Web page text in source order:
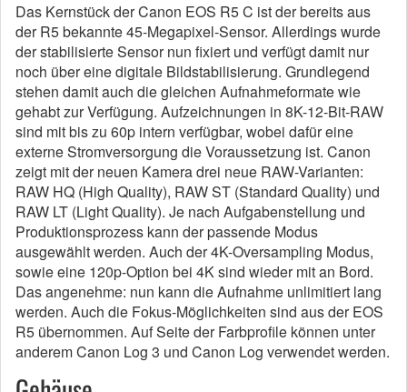
Das Kernstück der Canon EOS R5 C ist der bereits aus
der R5 bekannte 45-Megapixel-Sensor. Allerdings wurde
der stabilisierte Sensor nun fixiert und verfügt damit nur
noch über eine digitale Bildstabilisierung. Grundlegend
stehen damit auch die gleichen Aufnahmeformate wie
gehabt zur Verfügung. Aufzeichnungen in 8K-12-Bit-RAW
sind mit bis zu 60p intern verfügbar, wobei dafür eine
externe Stromversorgung die Voraussetzung ist. Canon
zeigt mit der neuen Kamera drei neue RAW-Varianten:
RAW HQ (High Quality), RAW ST (Standard Quality) und
RAW LT (Light Quality). Je nach Aufgabenstellung und
Produktionsprozess kann der passende Modus
ausgewählt werden. Auch der 4K-Oversampling Modus,
sowie eine 120p-Option bei 4K sind wieder mit an Bord.
Das angenehme: nun kann die Aufnahme unlimitiert lang
werden. Auch die Fokus-Möglichkeiten sind aus der EOS
R5 übernommen. Auf Seite der Farbprofile können unter
anderem Canon Log 3 und Canon Log verwendet werden.